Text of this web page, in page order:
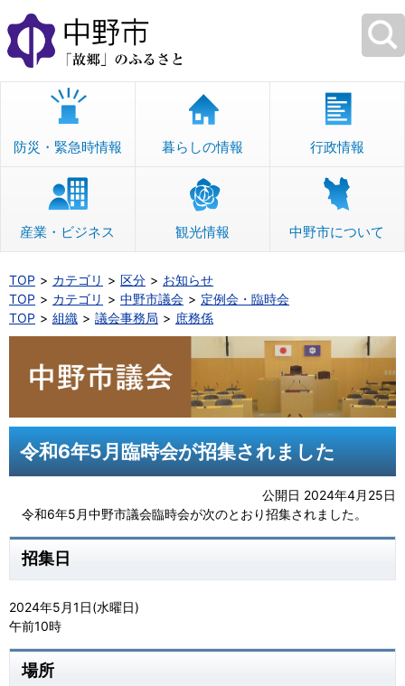
本
文
へ
移
防災・緊急時情報 暮らしの情報 行政情報
産業・ビジネス 観光情報 中野市について
TOP カテゴリ 区分
お知らせ
TOP
カテゴリ 中野市議会
定例会・臨時会
TOP
組織 議会事務局 庶務係
令和6年5月臨時会が招集されました
公開日 2024年4月25日
令和6年5月中野市議会臨時会が次のとおり招集されました。
招集日
2024年5月1日(水曜日)
午前10時
場所